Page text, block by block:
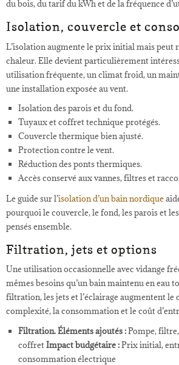
du bois, du tarif du kWh et de la fréquence
Isolation, couvercle et
L’isolation augmente le prix initial mais peut
chaleur. Elle devient particulièrement
utilisation fréquente, un climat froid, un
une installation exposée au vent.
Isolation des parois et du fond.
Tuyaux et coffret technique protégés.
Couvercle thermique bien ajusté.
Protection contre le vent.
Réduction des ponts thermiques.
Accès conservé aux vannes, filtres et
Le guide sur l’isolation d’un bain nordique
pourquoi le couvercle, le fond, les parois et
pensés ensemble.
Filtration, jets et options
Une utilisation occasionnelle avec vidange
mêmes besoins qu’un bain maintenu en eau
filtration, les jets et l’éclairage augmentent le
complexité, la consommation et le coût
Filtration.Éléments ajoutés :Pompe,
coffretImpact budgétaire :Prix initial,
consommation électrique